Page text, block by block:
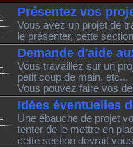
Présentez vos
Vous avez un projet de
le présenter, cette
Demande d'aide
Vous travaillez sur un
petit coup de main, etc...
Vous pouvez faire vos
Idées éventuelles
Une ébauche de projet
tenter de le mettre en
cette section devrait